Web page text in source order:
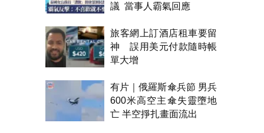
議 當事人霸氣回應
旅客網上訂酒店租車要留
神 誤用美元付款隨時帳
單大增
有片｜俄羅斯傘兵節 男兵
600米高空主傘失靈墮地
亡 半空掙扎畫面流出